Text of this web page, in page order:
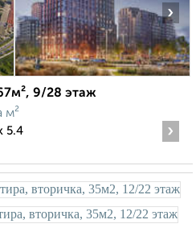
›
9/28 этаж
м²
5.4
›